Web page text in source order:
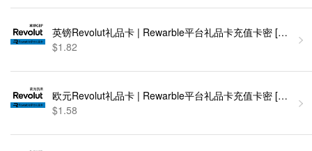
英镑Revolut礼品卡 | Rewarble平台礼品卡充值卡密 [自动发
$1.82
欧元Revolut礼品卡 | Rewarble平台礼品卡充值卡密 [自动发
$1.58